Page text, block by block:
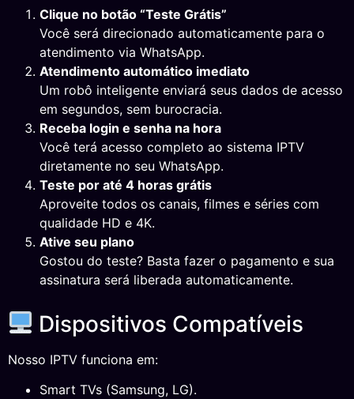
Clique no botão “Teste Grátis”
Você será direcionado automaticamente para o
atendimento via WhatsApp.
Atendimento automático imediato
Um robô inteligente enviará seus dados de acesso
em segundos, sem burocracia.
Receba login e senha na hora
Você terá acesso completo ao sistema IPTV
diretamente no seu WhatsApp.
Teste por até 4 horas grátis
Aproveite todos os canais, filmes e séries com
qualidade HD e 4K.
Ative seu plano
Gostou do teste? Basta fazer o pagamento e sua
assinatura será liberada automaticamente.
Dispositivos Compatíveis
Nosso IPTV funciona em:
Smart TVs (Samsung, LG).